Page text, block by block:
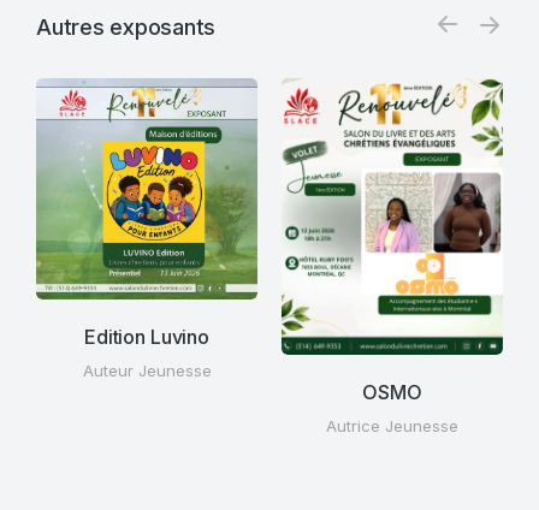
Autres exposants
Edition Luvino
Auteur Jeunesse
OSMO
Autrice Jeunesse